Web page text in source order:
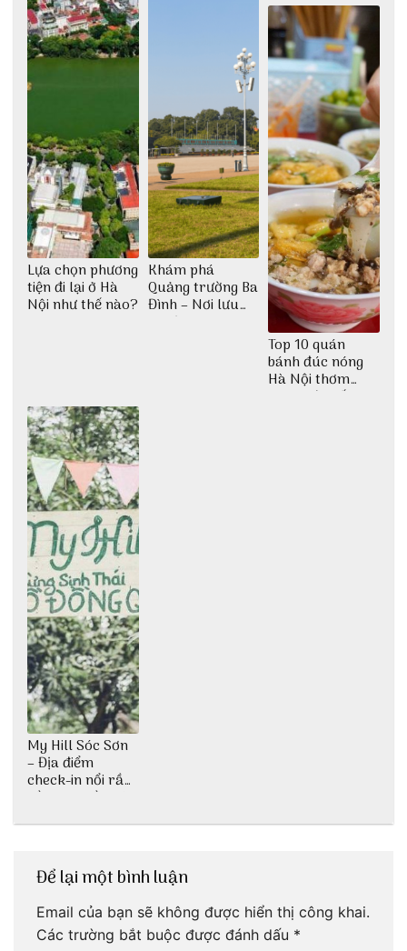
Lựa chọn phương
tiện đi lại ở Hà
Nội như thế nào?
Khám phá
Quảng trường Ba
Đình – Nơi lưu
giữ lịch sử giữa
Linh
Top 10 quán
bánh đúc nóng
Hà Nội thơm
ngon nức tiếng
My Hill Sóc Sơn
– Địa điểm
check-in nổi rần
rần siêu gần Hà
Để lại một bình luận
Email của bạn sẽ không được hiển thị công khai.
Các trường bắt buộc được đánh dấu *